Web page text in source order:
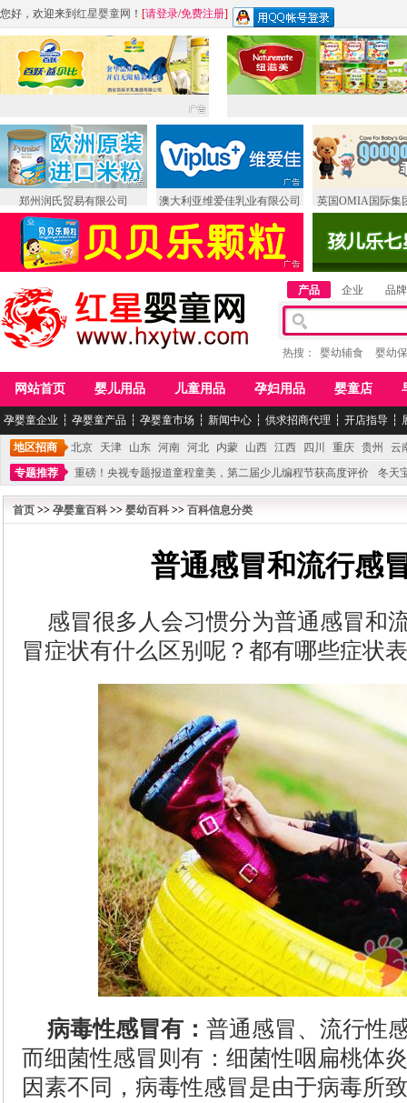
您好，欢迎来到 红星婴童网 ！ [请登录/免费注册]
郑州润氏贸易有限公司 澳大利亚维爱佳乳业有限公司 英国OMIA国际集
产品 企业 品牌
热搜： 婴幼辅食 婴幼
网站首页 婴儿用品 儿童用品 孕妇用品 婴童店
孕婴童企业 ┆ 孕婴童产品 ┆ 孕婴童市场 ┆ 新闻中心 ┆ 供求招商代理 ┆ 开店指导 ┆
地区招商 北京 天津 山东 河南 河北 内蒙 山西 江西 四川 重庆 贵州
云
专题推荐
重磅！央视专题报道童程童美，第二届少儿编程节获高度评价
冬天
不能再单纯地销售产品,而要向增强服务转型,毕竟母婴产品比较特殊。”
妇幼广场
首页 >> 孕婴童百科>> 婴幼百科>> 百科信息分类
普通感冒和流行感
感冒很多人会习惯分为普通感冒和
冒症状有什么区别呢？都有哪些症状
病毒性感冒有： 普通感冒、流行性
而细菌性感冒则有：细菌性咽扁桃体
因素不同，病毒性感冒是由于病毒所